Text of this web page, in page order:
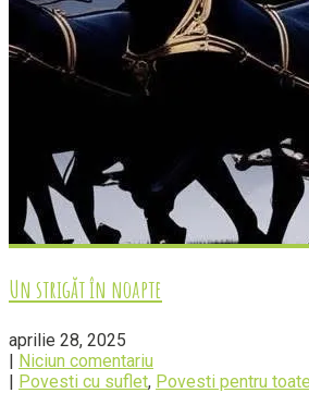
Un strigăt în noapte
aprilie 28, 2025
| Niciun comentariu
| Povesti cu suflet, Povesti pentru